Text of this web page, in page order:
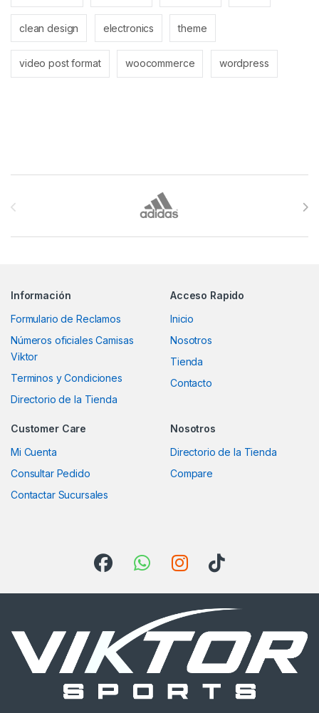
clean design electronics theme
video post format woocommerce wordpress
Información
Formulario de Reclamos
Números oficiales Camisas
Viktor
Terminos y Condiciones
Directorio de la Tienda
Acceso Rapido
Inicio
Nosotros
Tienda
Contacto
Customer Care
Mi Cuenta
Consultar Pedido
Contactar Sucursales
Nosotros
Directorio de la Tienda
Compare